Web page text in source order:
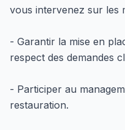
vous intervenez sur les
- Garantir la mise en
respect des demandes
- Participer au
restauration.